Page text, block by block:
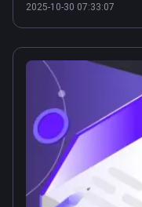
2025-10-30 07:33:07